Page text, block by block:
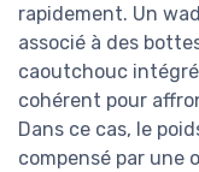
rapidement. Un
associé à des
caoutchouc
cohérent pour
Dans ce cas, le
compensé par une